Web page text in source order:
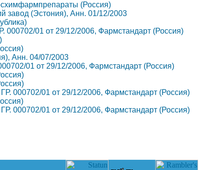
(Россия)
завод (Эстония), Анн. 01/12/2003
000702/01 от 29/12/2006, Фармстандарт (Россия)
Анн. 04/07/2003
01 от 29/12/2006, Фармстандарт (Россия)
000702/01 от 29/12/2006, Фармстандарт (Россия)
000702/01 от 29/12/2006, Фармстандарт (Россия)